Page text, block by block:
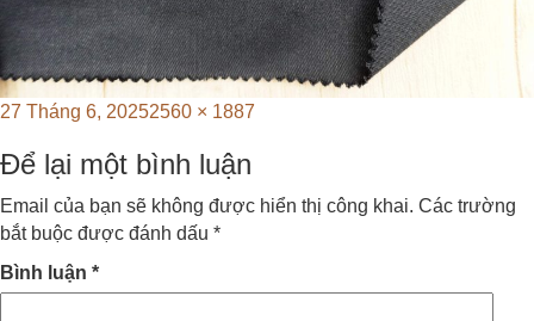
Posted
27 Tháng 6, 2025Full
2560 × 1887
Để lại một bình luận
Email của bạn sẽ không được hiển thị công khai. Các trường
bắt buộc được đánh dấu *
Bình luận *